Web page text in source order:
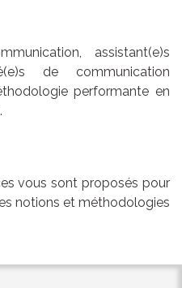
assistant(e)s
de communication
performante en
vous sont proposés pour
notions et méthodologies